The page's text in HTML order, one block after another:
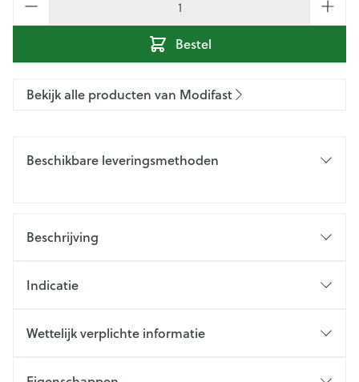
Bestel
Bekijk alle producten van Modifast
Beschikbare leveringsmethoden
Beschrijving
Indicatie
Wettelijk verplichte informatie